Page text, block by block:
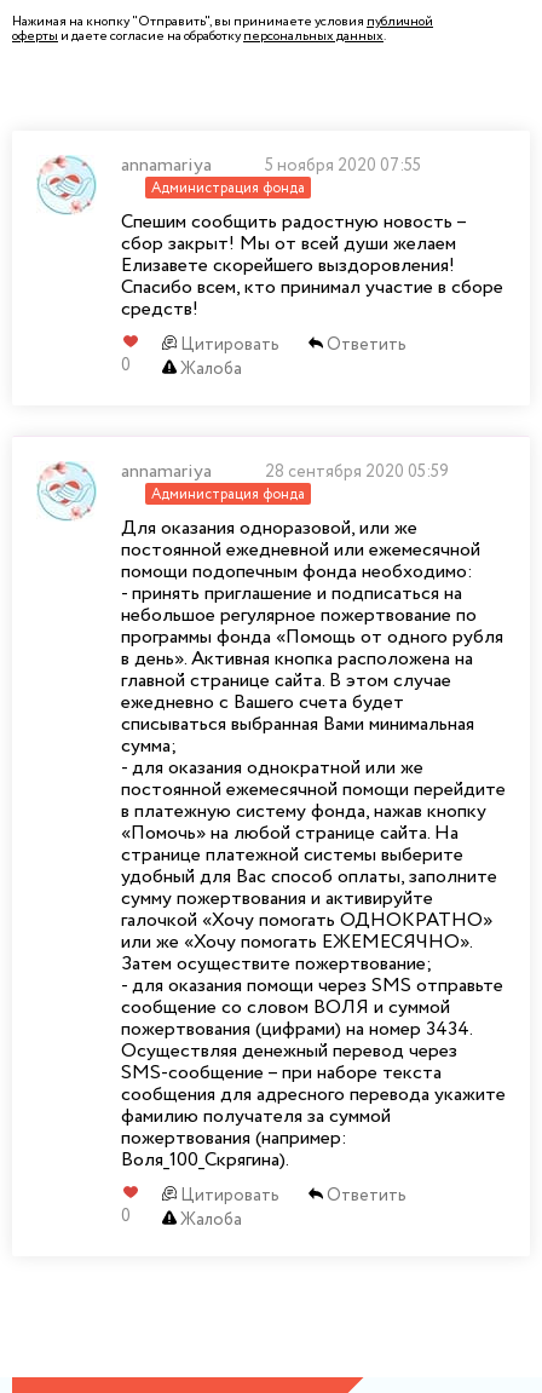
Нажимая на кнопку "Отправить", вы принимаете условия публичной
оферты и даете согласие на обработкуперсональных данных.
annamariya 5 ноября 2020 07:55
Администрация фонда
Спешим сообщить радостную новость –
сбор закрыт! Мы от всей души желаем
Елизавете скорейшего выздоровления!
Спасибо всем, кто принимал участие в сборе
средств!
0
Цитировать
Ответить
Жалоба
annamariya 28 сентября 2020 05:59
Администрация фонда
Для оказания одноразовой, или же
постоянной ежедневной или ежемесячной
помощи подопечным фонда необходимо:
- принять приглашение и подписаться на
небольшое регулярное пожертвование по
программы фонда «Помощь от одного рубля
в день». Активная кнопка расположена на
главной странице сайта. В этом случае
ежедневно с Вашего счета будет
списываться выбранная Вами минимальная
сумма;
- для оказания однократной или же
постоянной ежемесячной помощи перейдите
в платежную систему фонда, нажав кнопку
«Помочь» на любой странице сайта. На
странице платежной системы выберите
удобный для Вас способ оплаты, заполните
сумму пожертвования и активируйте
галочкой «Хочу помогать ОДНОКРАТНО»
или же «Хочу помогать ЕЖЕМЕСЯЧНО».
Затем осуществите пожертвование;
- для оказания помощи через SMS отправьте
сообщение со словом ВОЛЯ и суммой
пожертвования (цифрами) на номер 3434.
Осуществляя денежный перевод через
SMS-сообщение – при наборе текста
сообщения для адресного перевода укажите
фамилию получателя за суммой
пожертвования (например:
Воля_100_Скрягина).
0
Цитировать
Ответить
Жалоба